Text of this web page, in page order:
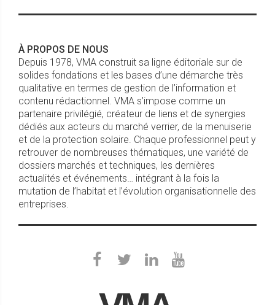
À PROPOS DE NOUS
Depuis 1978, VMA construit sa ligne éditoriale sur de
solides fondations et les bases d’une démarche très
qualitative en termes de gestion de l’information et
contenu rédactionnel. VMA s’impose comme un
partenaire privilégié, créateur de liens et de synergies
dédiés aux acteurs du marché verrier, de la menuiserie
et de la protection solaire. Chaque professionnel peut y
retrouver de nombreuses thématiques, une variété de
dossiers marchés et techniques, les dernières
actualités et événements… intégrant à la fois la
mutation de l’habitat et l’évolution organisationnelle des
entreprises.